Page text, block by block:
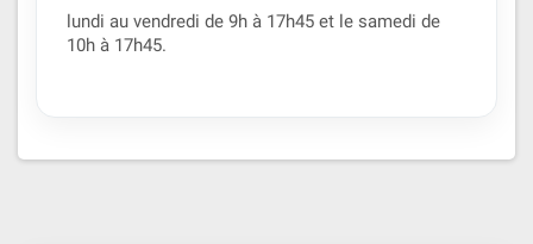
lundi au vendredi de 9h à 17h45 et le samedi de
10h à 17h45.